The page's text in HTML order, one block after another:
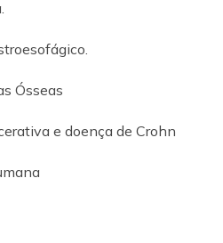
Ósseas
e doença de Crohn